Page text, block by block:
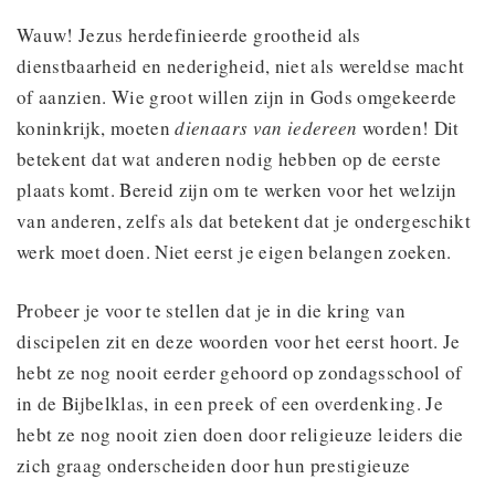
Wauw! Jezus herdefinieerde grootheid als
dienstbaarheid en nederigheid, niet als wereldse macht
of aanzien. Wie groot willen zijn in Gods omgekeerde
koninkrijk, moetendienaars van iedereen worden! Dit
betekent dat wat anderen nodig hebben op de eerste
plaats komt. Bereid zijn om te werken voor het welzijn
van anderen, zelfs als dat betekent dat je ondergeschikt
werk moet doen. Niet eerst je eigen belangen zoeken.
Probeer je voor te stellen dat je in die kring van
discipelen zit en deze woorden voor het eerst hoort. Je
hebt ze nog nooit eerder gehoord op zondagsschool of
in de Bijbelklas, in een preek of een overdenking. Je
hebt ze nog nooit zien doen door religieuze leiders die
zich graag onderscheiden door hun prestigieuze